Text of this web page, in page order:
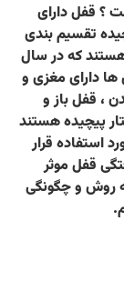
؟ قفل دارای
تقسیم بندی
که در سال
دارای مغزی و
، قفل باز و
پیچیده هستند
استفاده قرار
قفل موثر
روش و چگونگی